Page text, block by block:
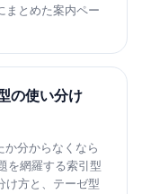
まとめた案内ペー
の使い分け
か分からなくなら
を網羅する索引型
け方と、テーゼ型